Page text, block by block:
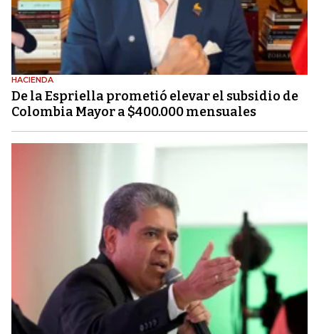
HACIENDA
De la Espriella prometió elevar el subsidio de
Colombia Mayor a $400.000 mensuales